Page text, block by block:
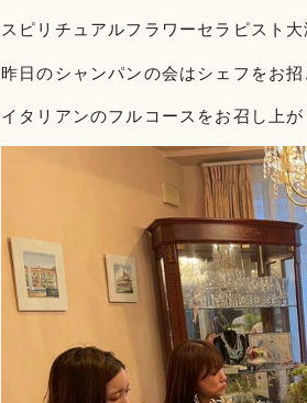
スピリチュアルフラワーセラピスト
昨日のシャンパンの会はシェフをお
イタリアンのフルコースをお召し上